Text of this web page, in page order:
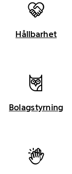
Hållbarhet
Bolagstyrning